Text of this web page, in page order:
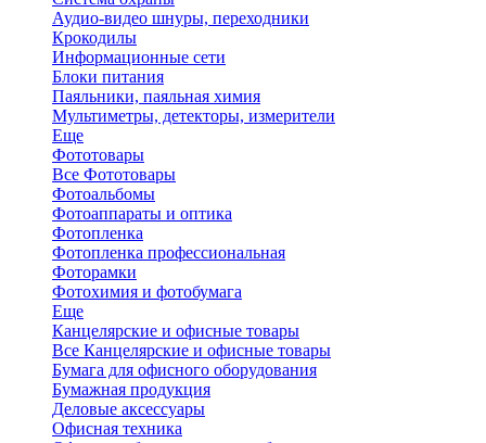
Аудио-видео шнуры, переходники
Крокодилы
Информационные сети
Блоки питания
Паяльники, паяльная химия
Мультиметры, детекторы, измерители
Еще
Фототовары
Все Фототовары
Фотоальбомы
Фотоаппараты и оптика
Фотопленка
Фотопленка профессиональная
Фоторамки
Фотохимия и фотобумага
Еще
Канцелярские и офисные товары
Все Канцелярские и офисные товары
Бумага для офисного оборудования
Бумажная продукция
Деловые аксессуары
Офисная техника